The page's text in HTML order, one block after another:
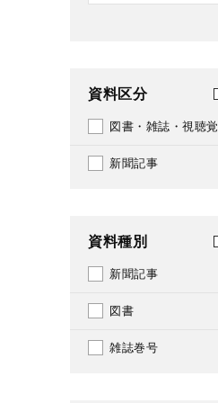
資料区分
図書・雑誌・視聴覚
新聞記事
資料種別
新聞記事
図書
雑誌巻号